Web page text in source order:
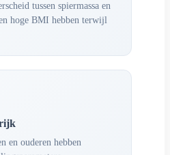
tussen spiermassa en
hoge BMI hebben terwijl
en ouderen hebben